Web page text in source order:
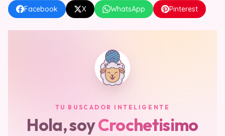
Facebook X WhatsApp Pinterest
TU BUSCADOR INTELIGENTE
Hola, soyCrochetisimo